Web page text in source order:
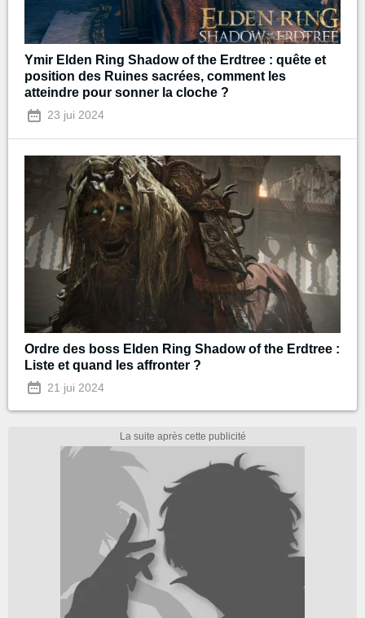
Ymir Elden Ring Shadow of the Erdtree : quête et
position des Ruines sacrées, comment les
atteindre pour sonner la cloche ?
23 jui 2024
Ordre des boss Elden Ring Shadow of the Erdtree :
Liste et quand les affronter ?
21 jui 2024